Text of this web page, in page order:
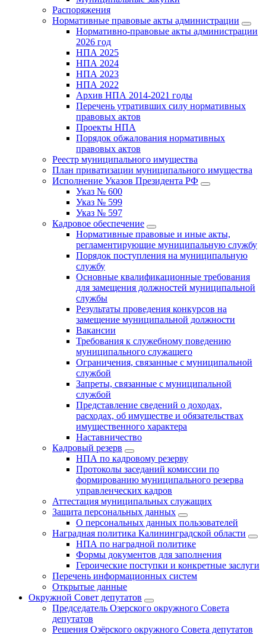
Распоряжения
Нормативные правовые акты администрации
Нормативно-правовые акты администрации
2026 год
НПА 2025
НПА 2024
НПА 2023
НПА 2022
Архив НПА 2014-2021 годы
Перечень утративших силу нормативных
правовых актов
Проекты НПА
Порядок обжалования нормативных
правовых актов
Реестр муниципального имущества
План приватизации муниципального имущества
Исполнение Указов Президента РФ
Указ № 600
Указ № 599
Указ № 597
Кадровое обеспечение
Нормативные правовые и иные акты,
регламентирующие муниципальную службу
Порядок поступления на муниципальную
службу
Основные квалификационные требования
для замещения должностей муниципальной
службы
Результаты проведения конкурсов на
замещение муниципальной должности
Вакансии
Требования к служебному поведению
муниципального служащего
Ограничения, связанные с муниципальной
службой
Запреты, связанные с муниципальной
службой
Представление сведений о доходах,
расходах, об имуществе и обязательствах
имущественного характера
Наставничество
Кадровый резерв
НПА по кадровому резерву
Протоколы заседаний комиссии по
формированию муниципального резерва
управленческих кадров
Аттестация муниципальных служащих
Защита персональных данных
О персональных данных пользователей
Наградная политика Калининградской области
НПА по наградной политике
Формы документов для заполнения
Героические поступки и конкретные заслуги
Перечень информационных систем
Открытые данные
Окружной Совет депутатов
Председатель Озерского окружного Совета
депутатов
Решения Озёрского окружного Совета депутатов